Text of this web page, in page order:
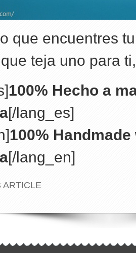
que encuentres
teja uno para
100% Hecho a
[/lang_es]
100%
[/lang_en]
ARTICLE